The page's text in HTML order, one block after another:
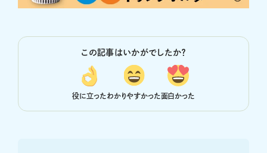
この記事はいかがでしたか？
役に立ったわかりやすかった面白かった